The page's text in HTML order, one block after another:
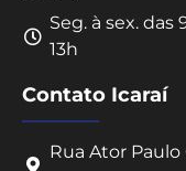
Seg. à sex. das
13h
Contato Icaraí
Rua Ator Paulo